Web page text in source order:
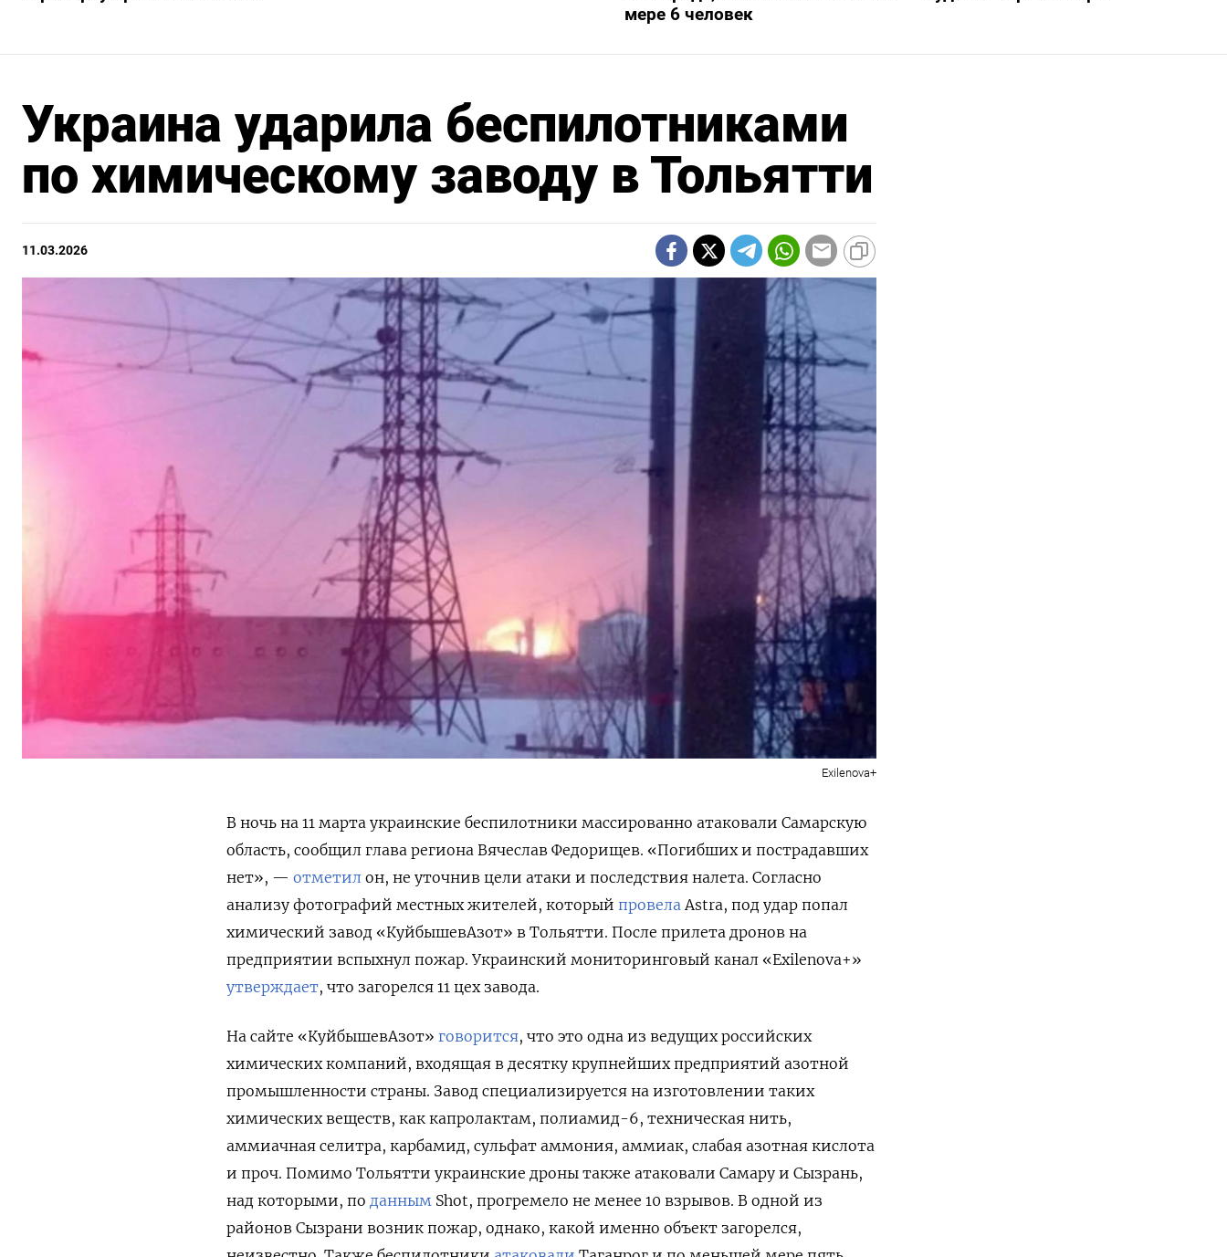
мере 6 человек
Украина ударила беспилотниками
по химическому заводу в Тольятти
11.03.2026
Exilenova+
В ночь на 11 марта украинские беспилотники массированно атаковали Самарскую
область, сообщил глава региона Вячеслав Федорищев. «Погибших и пострадавших
нет», — отметил он, не уточнив цели атаки и последствия налета. Согласно
анализу фотографий местных жителей, который провела Astra, под удар попал
химический завод «КуйбышевАзот» в Тольятти. После прилета дронов на
предприятии вспыхнул пожар. Украинский мониторинговый канал «Exilenova+»
утверждает, что загорелся 11 цех завода.
На сайте «КуйбышевАзот» говорится, что это одна из ведущих российских
химических компаний, входящая в десятку крупнейших предприятий азотной
промышленности страны. Завод специализируется на изготовлении таких
химических веществ, как капролактам, полиамид-6, техническая нить,
аммиачная селитра, карбамид, сульфат аммония, аммиак, слабая азотная кислота
и проч. Помимо Тольятти украинские дроны также атаковали Самару и Сызрань,
над которыми, по данным Shot, прогремело не менее 10 взрывов. В одной из
районов Сызрани возник пожар, однако, какой именно объект загорелся,